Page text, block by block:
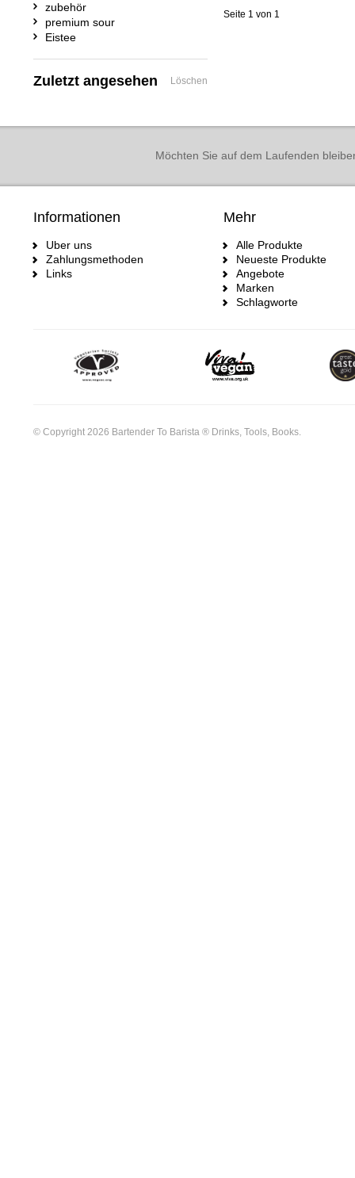
Seite 1 von 1
zubehör
premium sour
Eistee
Zuletzt angesehen Löschen
Möchten Sie auf dem Laufenden
Informationen
Uber uns
Zahlungsmethoden
Links
Mehr
Alle Produkte
Neueste Produkte
Angebote
Marken
Schlagworte
© Copyright 2026 Bartender To Barista ® Drinks, Tools, Books.